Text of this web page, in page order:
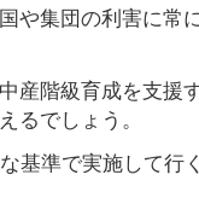
や集団の利害に常
産階級育成を支援
るでしょう。
基準で実施して行